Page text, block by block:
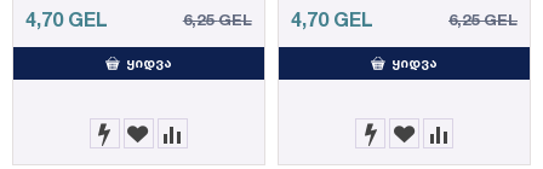
4,70 GEL 6,25 GEL
ᲧᲘᲓᲕᲐ
4,70 GEL 6,25 GEL
ᲧᲘᲓᲕᲐ